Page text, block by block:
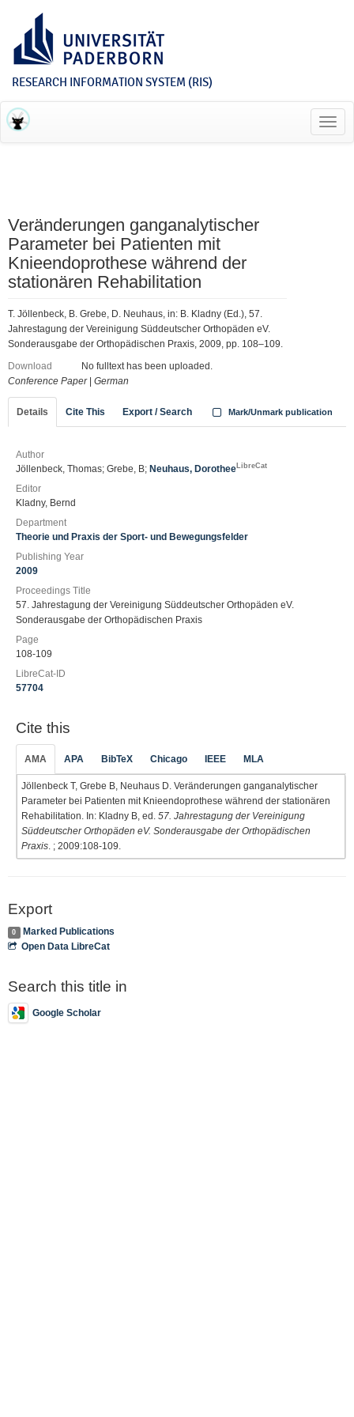
RESEARCH INFORMATION SYSTEM (RIS)
Veränderungen ganganalytischer
Parameter bei Patienten mit
Knieendoprothese während der
stationären Rehabilitation
T. Jöllenbeck, B. Grebe, D. Neuhaus, in: B. Kladny (Ed.), 57.
Jahrestagung der Vereinigung Süddeutscher Orthopäden eV.
Sonderausgabe der Orthopädischen Praxis, 2009, pp. 108–109.
Download
No fulltext has been uploaded.
Conference Paper| German
Details Cite This Export / Search Mark/Unmark publication
Author
Jöllenbeck, Thomas; Grebe, B; Neuhaus, Dorothee LibreCat
Editor
Kladny, Bernd
Department
Theorie und Praxis der Sport- und Bewegungsfelder
Publishing Year
2009
Proceedings Title
57. Jahrestagung der Vereinigung Süddeutscher Orthopäden eV.
Sonderausgabe der Orthopädischen Praxis
Page
108-109
LibreCat-ID
57704
Cite this
AMA APA BibTeX Chicago IEEE MLA
Jöllenbeck T, Grebe B, Neuhaus D. Veränderungen ganganalytischer
Parameter bei Patienten mit Knieendoprothese während der stationären
Rehabilitation. In: Kladny B, ed. 57. Jahrestagung der Vereinigung
Süddeutscher Orthopäden eV. Sonderausgabe der Orthopädischen
Praxis . ; 2009:108-109.
Export
0
Marked Publications
Open Data LibreCat
Search this title in
Google Scholar